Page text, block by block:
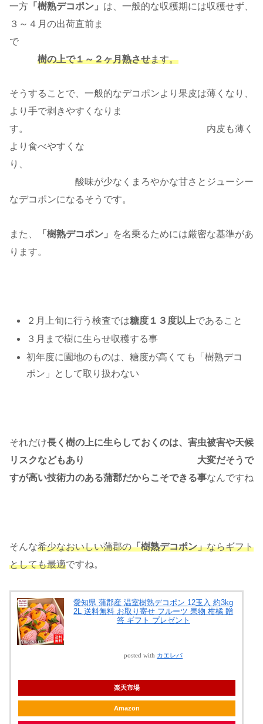
一方 「樹熟デコポン」 は、一般的な収穫期には収穫せず、
３～４月の出荷直前ま
で
樹の上で１～２ヶ月熟させます。
そうすることで、一般的なデコポンより果皮は薄くなり、
より手で剥きやすくなりま
す。 内皮も薄く
より食べやすくな
り、
酸味が少なくまろやかな甘さとジューシー
なデコポンになるそうです。
また、 「樹熟デコポン」
を名乗るためには厳密な基準があ
ります。
２月上旬に行う検査では糖度１３度以上であること
３月まで樹に生らせ収穫する事
初年度に園地のものは、糖度が高くても「樹熟デコ
ポン」として取り扱わない
それだけ長く樹の上に生らしておくのは、害虫被害や天候
リスクなどもあり
大変だそうで
すが高い技術力のある蒲郡だからこそできる事なんですね
そんな希少なおいしい蒲郡の「樹熟デコポン」ならギフト
としても最適ですね。
愛知県 蒲郡産 温室樹熟デコポン 12玉入 約3kg
2L 送料無料 お取り寄せ フルーツ 果物 柑橘 贈
答 ギフト プレゼント
posted with カエレバ
楽天市場
Amazon